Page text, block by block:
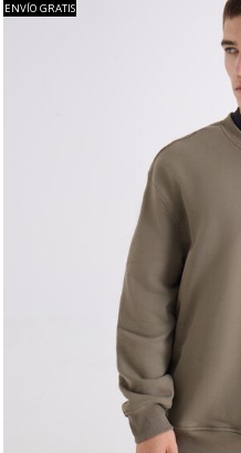
ENVÍO GRATIS